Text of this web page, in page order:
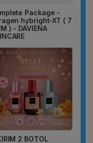
Package -
hybright-XT ( 7
) - DAVIENA
2 BOTOL